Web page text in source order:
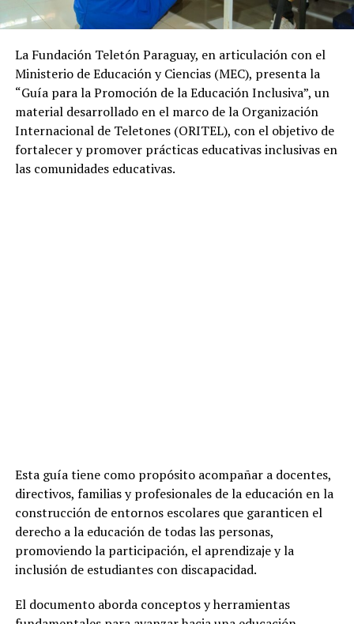
La Fundación Teletón Paraguay, en articulación con el
Ministerio de Educación y Ciencias (MEC), presenta la
“Guía para la Promoción de la Educación Inclusiva”, un
material desarrollado en el marco de la Organización
Internacional de Teletones (ORITEL), con el objetivo de
fortalecer y promover prácticas educativas inclusivas en
las comunidades educativas.
Esta guía tiene como propósito acompañar a docentes,
directivos, familias y profesionales de la educación en la
construcción de entornos escolares que garanticen el
derecho a la educación de todas las personas,
promoviendo la participación, el aprendizaje y la
inclusión de estudiantes con discapacidad.
El documento aborda conceptos y herramientas